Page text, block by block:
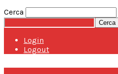
Cerca
Login
Logout